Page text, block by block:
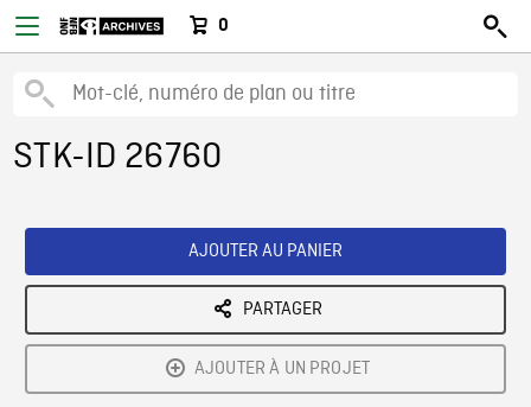
0
STK-ID 26760
AJOUTER AU PANIER
PARTAGER
AJOUTER À UN PROJET